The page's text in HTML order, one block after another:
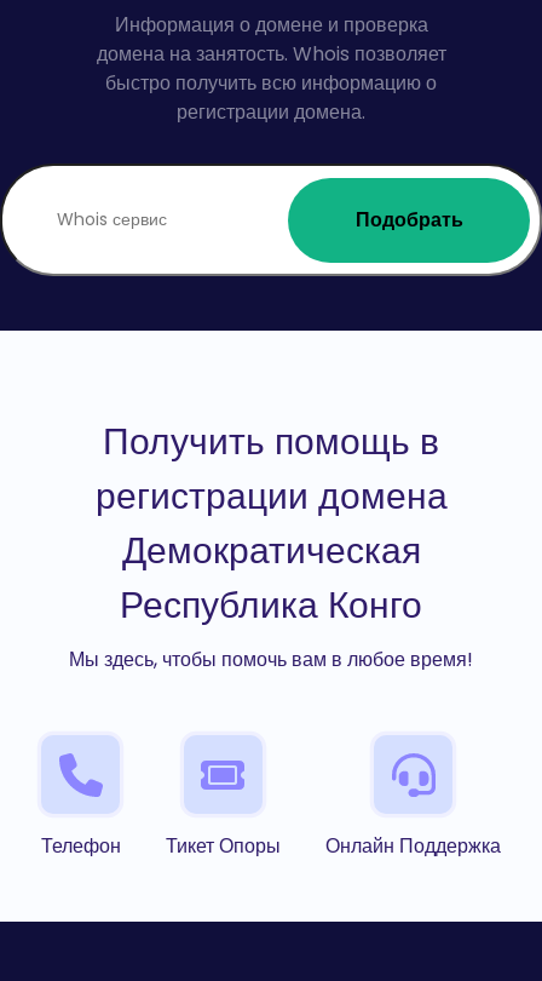
Информация о домене и проверка
домена на занятость. Whois позволяет
быстро получить всю информацию о
регистрации домена.
Подобрать
Получить помощь в
регистрации домена
Демократическая
Республика Конго
Мы здесь, чтобы помочь вам в любое время!
Телефон Тикет Опоры Онлайн Поддержка